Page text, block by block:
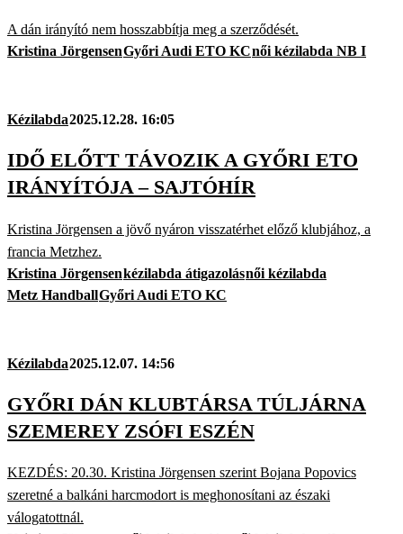
A dán irányító nem hosszabbítja meg a szerződését.
Kristina JörgensenGyőri Audi ETO KCnői kézilabda NB I
Kézilabda2025.12.28. 16:05
IDŐ ELŐTT TÁVOZIK A GYŐRI ETO
IRÁNYÍTÓJA – SAJTÓHÍR
Kristina Jörgensen a jövő nyáron visszatérhet előző klubjához, a
francia Metzhez.
Kristina Jörgensenkézilabda átigazolásnői kézilabda
Metz HandballGyőri Audi ETO KC
Kézilabda2025.12.07. 14:56
GYŐRI DÁN KLUBTÁRSA TÚLJÁRNA
SZEMEREY ZSÓFI ESZÉN
KEZDÉS: 20.30. Kristina Jörgensen szerint Bojana Popovics
szeretné a balkáni harcmodort is meghonosítani az északi
válogatottnál.